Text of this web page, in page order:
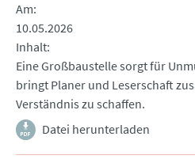
Am
10.05.2026
Inhalt
Eine Großbaustelle sorgt für
bringt Planer und Leserschaft
Verständnis zu schaffen.
Datei herunterladen